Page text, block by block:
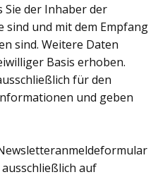
der Inhaber der
sind und mit dem Empfang
sind. Weitere Daten
Basis erhoben.
für den
und geben
auf